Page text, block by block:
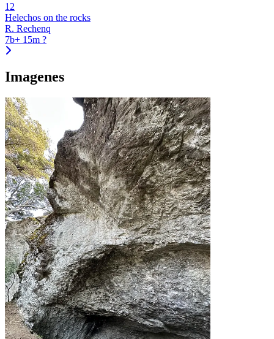
12
Helechos on the rocks
R. Rechenq
7b+ 15m ?
Imagenes